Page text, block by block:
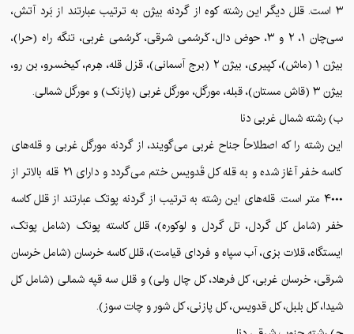
۳ است. قلل دیگر این رشته کوه از گردنه بیژن به ترتیب عبارتند از بَرد آتش،
سی‌چان ۱، ۲ و ۳، حوض دال، کَرسُمی شرقی، کَرسُمی غربی، تنگه راه (حرا)،
بیژن ۱ (ماش)، کپیری، بیژن ۲ (برج آسمانی)، قزل قله، هِرم، کیخسرو، بن رو،
بیژن ۳ (قاش مستان)، قبله، مورگل، مورگل غربی (پازنک) و مورگل شمالی.
ب) رشته شمال غربی دنا
این رشته را که اصطلاحاً جناح غربی می‌گویند، از گردنه مورگل غربی و قله‌های
کاسه خفر آغاز شده و به قله کل قَدویس ختم می‌گردد و دارای ۲۱ قله بالاتر از
۴۰۰۰ متر است. قله‌های این رشته به ترتیب از گردنه پوتک عبارتند از قلل کاسه
خفر (شامل کل گردل، تل گردل و لوکوره)، قلل کاسته پوتک (شامل پوتک،
ایستگاه، قلات بزی، آب سپاه و فردای قیامت)، قلل کاسه خرسان (شامل خرسان
شرقی، خرسان غربی، کل فرهاد، کل چال ولی) و قلل سه قپه شمالی (شامل کل
شیدا، کل بلبل، کل قدویس، کل پازنی، کل شور و چات سوز).